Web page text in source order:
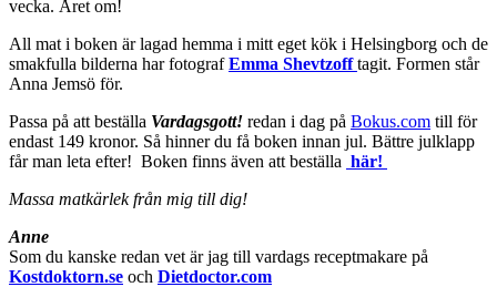
vecka. Året om!
All mat i boken är lagad hemma i mitt eget kök i Helsingborg och de
smakfulla bilderna har fotografEmma Shevtzoff tagit. Formen står
Anna Jemsö för.
Passa på att beställa Vardagsgott! redan i dag på Bokus.com till för
endast 149 kronor. Så hinner du få boken innan jul. Bättre julklapp
får man leta efter! Boken finns även att beställa här!
Massa matkärlek från mig till dig!
Anne
Som du kanske redan vet är jag till vardags receptmakare på
Kostdoktorn.se och Dietdoctor.com